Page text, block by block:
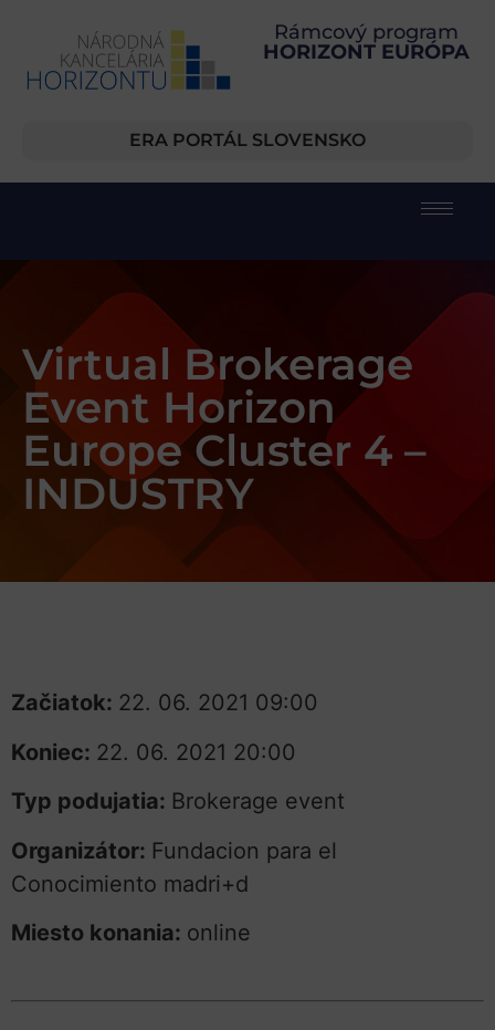
Rámcový program
HORIZONT EURÓPA
ERA PORTÁL SLOVENSKO
Virtual Brokerage
Event Horizon
Europe Cluster 4 –
INDUSTRY
Začiatok: 22. 06. 2021 09:00
Koniec: 22. 06. 2021 20:00
Typ podujatia: Brokerage event
Organizátor: Fundacion para el
Conocimiento madri+d
Miesto konania: online